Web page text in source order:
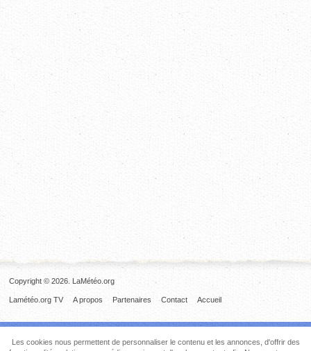
Copyright © 2026. LaMétéo.org
Accueil
Contact
Partenaires
A propos
Lamétéo.org TV
Les cookies nous permettent de personnaliser le contenu et les annonces, d'offrir des